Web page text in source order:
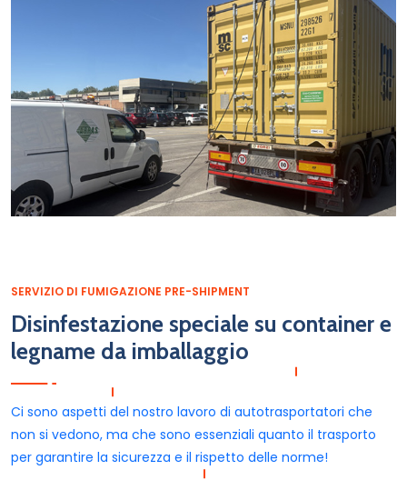
SERVIZIO DI FUMIGAZIONE PRE-SHIPMENT
Disinfestazione speciale su container e
legname da imballaggio
Ci sono aspetti del nostro lavoro di autotrasportatori che
non si vedono, ma che sono essenziali quanto il trasporto
per garantire la sicurezza e il rispetto delle norme!